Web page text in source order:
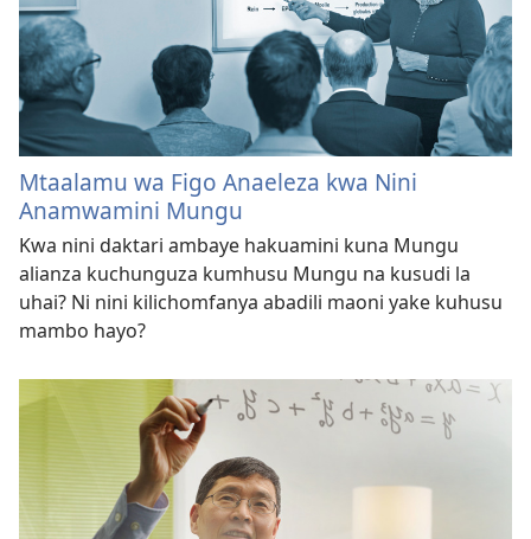
Mtaalamu wa Figo Anaeleza kwa Nini
Anamwamini Mungu
Kwa nini daktari ambaye hakuamini kuna Mungu
alianza kuchunguza kumhusu Mungu na kusudi la
uhai? Ni nini kilichomfanya abadili maoni yake kuhusu
mambo hayo?